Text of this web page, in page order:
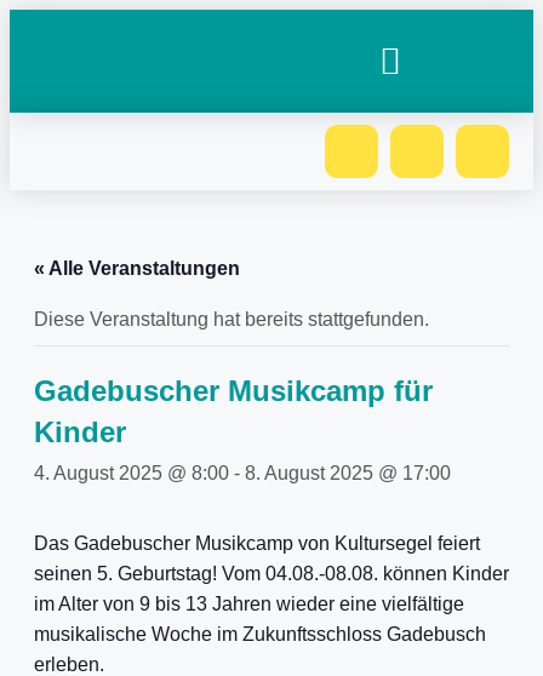
« Alle Veranstaltungen
Diese Veranstaltung hat bereits stattgefunden.
Gadebuscher Musikcamp für
Kinder
4. August 2025 @ 8:00 - 8. August 2025 @ 17:00
Das Gadebuscher Musikcamp von Kultursegel feiert
seinen 5. Geburtstag! Vom 04.08.-08.08. können Kinder
im Alter von 9 bis 13 Jahren wieder eine vielfältige
musikalische Woche im Zukunftsschloss Gadebusch
erleben.